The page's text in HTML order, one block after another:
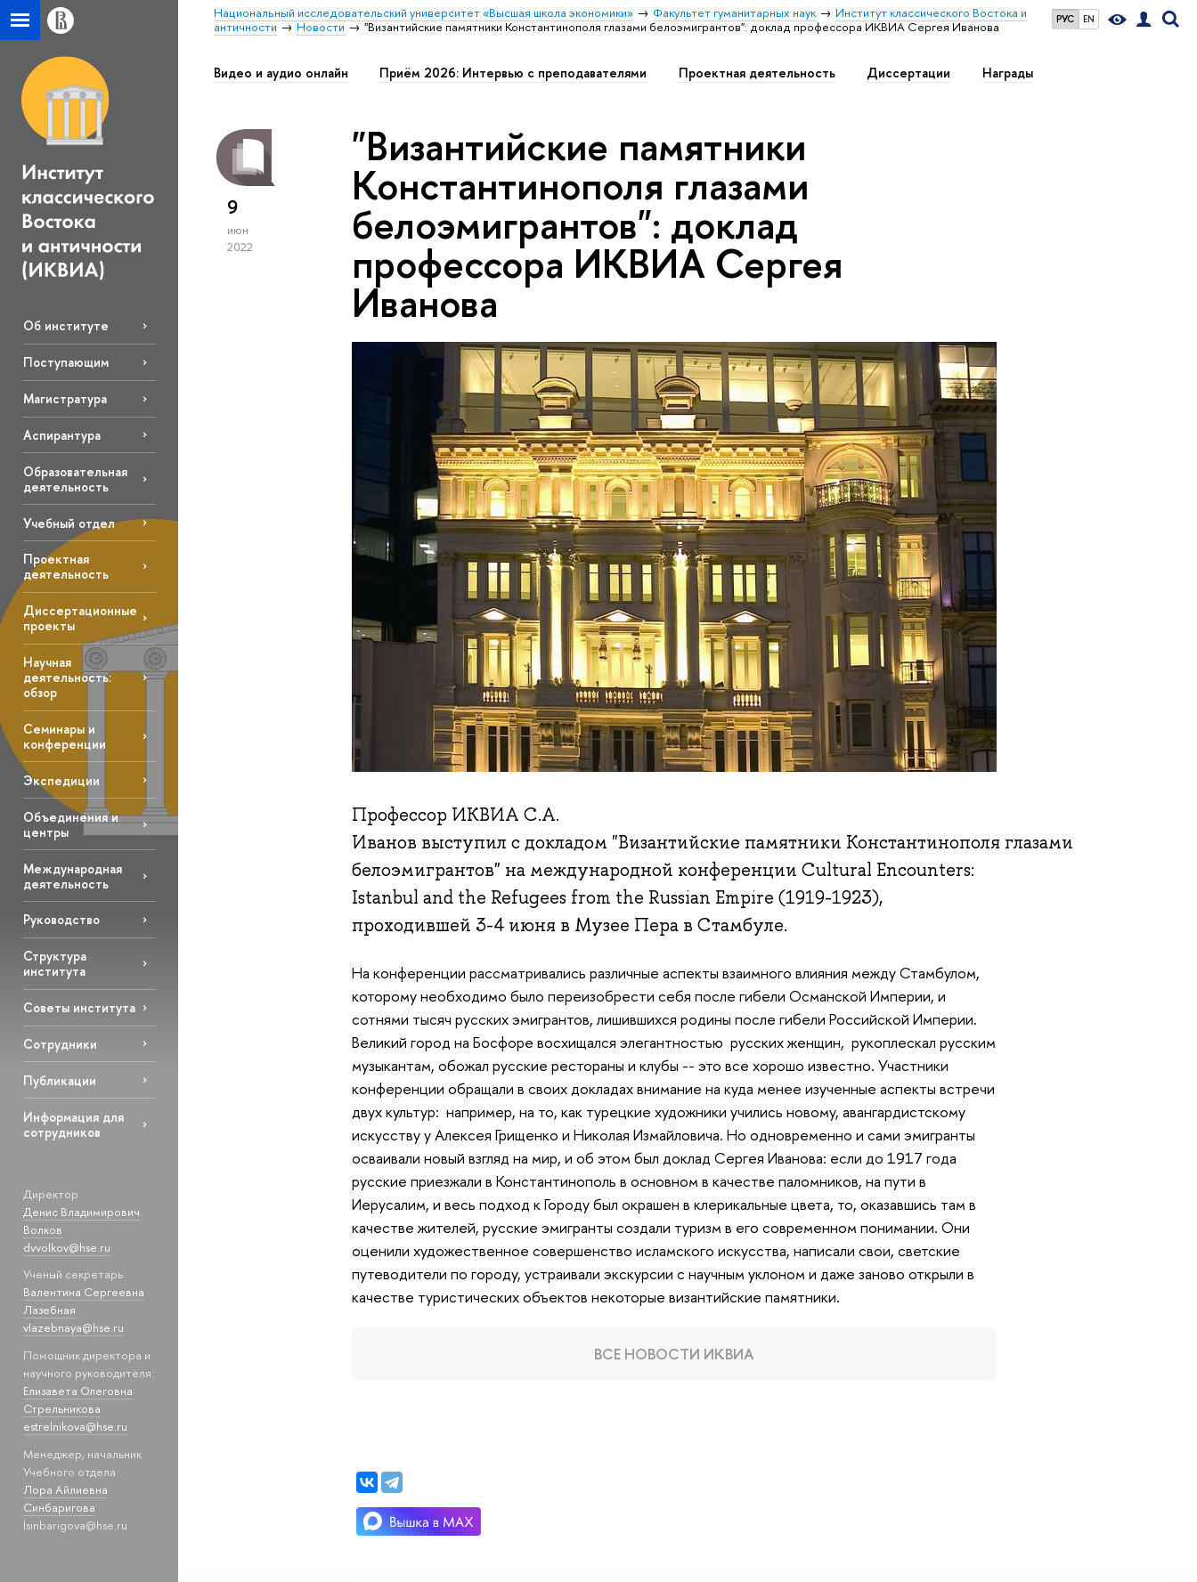
РУС EN
Национальный исследовательский университет «Высшая школа экономики» Факультет гуманитарных наук
Институт классического Востока и
античности
Новости "Византийские памятники Константинополя глазами белоэмигрантов": доклад профессора ИКВИА Сергея Иванова
Об институте
Поступающим
Магистратура
Аспирантура
Образовательная
деятельность
Учебный отдел
Проектная
деятельность
Диссертационные
проекты
Научная
деятельность:
обзор
Семинары и
конференции
Экспедиции
Объединения и
центры
Международная
деятельность
Руководство
Структура
института
Советы института
Сотрудники
Публикации
Информация для
сотрудников
Директор:
Денис Владимирович
Волков
dvvolkov@hse.ru
Ученый секретарь:
Валентина Сергеевна
Лазебная
vlazebnaya@hse.ru
Помощник директора и
научного руководителя:
Елизавета Олеговна
Стрельникова
estrelnikova@hse.ru
Менеджер, начальник
Учебного отдела:
Лора Айлиевна
Синбаригова
lsinbarigova@hse.ru
Видео и аудио онлайн Приём 2026: Интервью с преподавателями Проектная деятельность Диссертации Награды
9
июн
2022
"Византийские памятники
Константинополя глазами
белоэмигрантов": доклад
профессора ИКВИА Сергея
Иванова
Профессор ИКВИА С.А.
Иванов выступил с докладом "Византийские памятники Константинополя глазами
белоэмигрантов" на международной конференции Cultural Encounters:
Istanbul and the Refugees from the Russian Empire (1919-1923),
проходившей 3-4 июня в Музее Пера в Стамбуле.
На конференции рассматривались различные аспекты взаимного влияния между Стамбулом,
которому необходимо было переизобрести себя после гибели Османской Империи, и
сотнями тысяч русских эмигрантов, лишившихся родины после гибели Российской Империи.
Великий город на Босфоре восхищался элегантностью русских женщин, рукоплескал русским
музыкантам, обожал русские рестораны и клубы -- это все хорошо известно. Участники
конференции обращали в своих докладах внимание на куда менее изученные аспекты встречи
двух культур: например, на то, как турецкие художники учились новому, авангардистскому
искусству у Алексея Грищенко и Николая Измайловича. Но одновременно и сами эмигранты
осваивали новый взгляд на мир, и об этом был доклад Сергея Иванова: если до 1917 года
русские приезжали в Константинополь в основном в качестве паломников, на пути в
Иерусалим, и весь подход к Городу был окрашен в клерикальные цвета, то, оказавшись там в
качестве жителей, русские эмигранты создали туризм в его современном понимании. Они
оценили художественное совершенство исламского искусства, написали свои, светские
путеводители по городу, устраивали экскурсии с научным уклоном и даже заново открыли в
качестве туристических объектов некоторые византийские памятники.
ВСЕ НОВОСТИ ИКВИА